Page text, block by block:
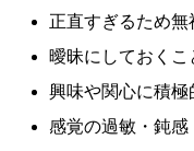
正直すぎるため無
曖昧にしておくこ
興味や関心に積極
感覚の過敏・鈍感